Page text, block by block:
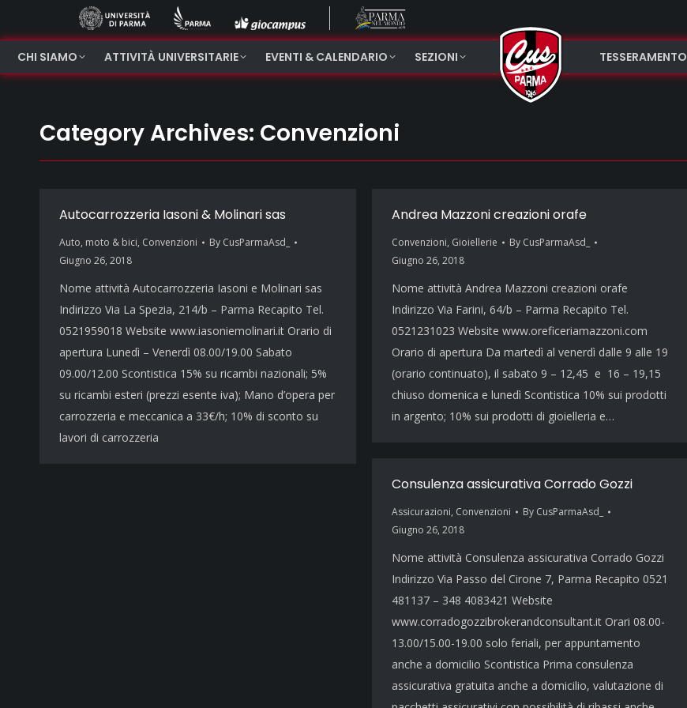
CHI SIAMO ATTIVITÀ UNIVERSITARIE EVENTI & CALENDARIO SEZIONI TESSERAMENTO
Category Archives: Convenzioni
Autocarrozzeria Iasoni & Molinari sas
Auto, moto & bici, Convenzioni By CusParmaAsd_
Giugno 26, 2018
Nome attività Autocarrozzeria Iasoni e Molinari sas
Indirizzo Via La Spezia, 214/b – Parma Recapito Tel.
0521959018 Website www.iasoniemolinari.it Orario di
apertura Lunedì – Venerdì 08.00/19.00 Sabato
09.00/12.00 Scontistica 15% su ricambi nazionali; 5%
su ricambi esteri (prezzi esente iva); Mano d’opera per
carrozzeria e meccanica a 33€/h; 10% di sconto su
lavori di carrozzeria
Andrea Mazzoni creazioni orafe
Convenzioni, Gioiellerie By CusParmaAsd_
Giugno 26, 2018
Nome attività Andrea Mazzoni creazioni orafe
Indirizzo Via Farini, 64/b – Parma Recapito Tel.
0521231023 Website www.oreficeriamazzoni.com
Orario di apertura Da martedì al venerdì dalle 9 alle 19
(orario continuato), il sabato 9 – 12,45 e 16 – 19,15
chiuso domenica e lunedì Scontistica 10% sui prodotti
in argento; 10% sui prodotti di gioielleria e…
Consulenza assicurativa Corrado Gozzi
Assicurazioni, Convenzioni By CusParmaAsd_
Giugno 26, 2018
Nome attività Consulenza assicurativa Corrado Gozzi
Indirizzo Via Passo del Cirone 7, Parma Recapito 0521
481137 – 348 4083421 Website
www.corradogozzibrokerandconsultant.it Orari 08.00-
13.00/15.00-19.00 solo feriali, per appuntamento
anche a domicilio Scontistica Prima consulenza
assicurativa gratuita anche a domicilio, valutazione di